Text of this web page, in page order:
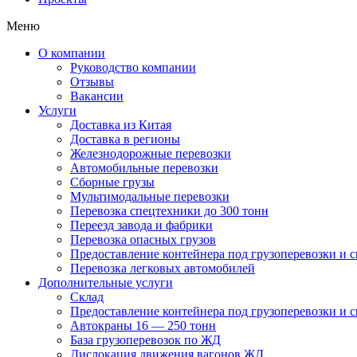
Меню
О компании
Руководство компании
Отзывы
Вакансии
Услуги
Доставка из Китая
Доставка в регионы
Железнодорожные перевозки
Автомобильные перевозки
Сборные грузы
Мультимодальные перевозки
Перевозка спецтехники до 300 тонн
Переезд завода и фабрики
Перевозка опасных грузов
Предоставление контейнера под грузоперевозки и
Перевозка легковых автомобилей
Дополнительные услуги
Склад
Предоставление контейнера под грузоперевозки и
Автокраны 16 — 250 тонн
База грузоперевозок по ЖД
Дислокация движения вагонов ЖД